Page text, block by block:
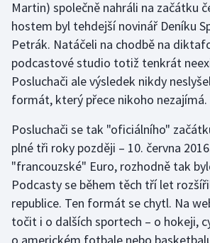
Martin) společně nahráli na začátku
hostem byl tehdejší novinář Deníku
Petrák. Natáčeli na chodbě na
podcastové studio totiž tenkrát
Posluchači ale výsledek nikdy
formát, který přece nikoho nezajímá.
Posluchači se tak "oficiálního"
plné tři roky později – 10. června
"francouzské" Euro, rozhodně tak
Podcasty se během těch tří let
republice. Ten formát se chytl. Na
točit i o dalších sportech – o hokeji,
o americkém fotbale nebo